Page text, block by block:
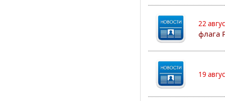
22
флага
19